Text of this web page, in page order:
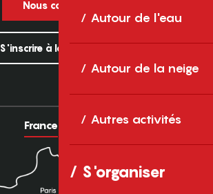
Autour de l'eau
Autour de la neige
Autres activités
S'organiser
Nous contacter
S'inscrire à la newsletter
France Europe